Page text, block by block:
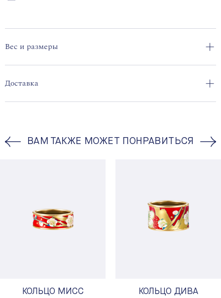
Вес и размеры
Доставка
ВАМ ТАКЖЕ МОЖЕТ ПОНРАВИТЬСЯ
КОЛЬЦО МИСС КОЛЬЦО ДИВА